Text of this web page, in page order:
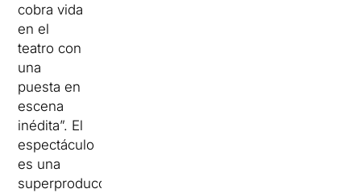
cobra vida
en el
teatro con
una
puesta en
escena
inédita”. El
espectáculo
es una
superproducción